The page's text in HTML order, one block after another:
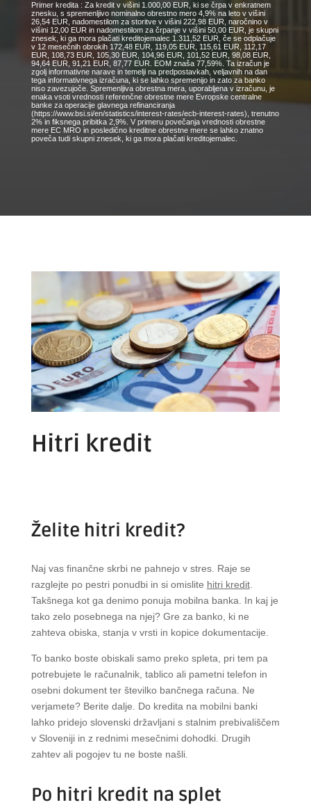
Primer kredita : Za kredit v višini 1.000,00 EUR, ki se črpa v enkratnem
znesku, s spremenljivo nominalno obrestno mero 4,9% na leto v višini
26,54 EUR, nadomestilom za storitve v višini 222,98 EUR, naročnino v
višini 12,00 EUR in nadomestilom za črpanje v višini 50,00 EUR, je skupni
znesek, ki ga mora plačati kreditojemalec 1.311,52 EUR, če se odplačuje
v 12 mesečnih obrokih 172,48 EUR, 119,05 EUR, 115,61 EUR, 112,17
EUR, 108,73 EUR, 105,30 EUR, 104,96 EUR, 101,52 EUR, 98,08 EUR,
94,64 EUR, 91,21 EUR, 87,77 EUR. EOM znaša 77,59%. Ta izračun je
zgolj informativne narave in temelji na predpostavkah, veljavnih na dan
tega informativnega izračuna, ki se lahko spremenijo in zato za banko
niso zavezujoče. Spremenljiva obrestna mera, uporabljena v izračunu, je
enaka vsoti vrednosti referenčne obrestne mere Evropske centralne
banke za operacije glavnega refinanciranja
(https://www.bsi.si/en/statistics/interest-rates/ecb-interest-rates), trenutno
2% in fiksnega pribitka 2,9%. V primeru povečanja vrednosti obrestne
mere EC MRO in posledično kreditne obrestne mere se lahko znatno
poveča tudi skupni znesek, ki ga mora plačati kreditojemalec.
Hitri kredit
Želite hitri kredit?
Naj vas finančne skrbi ne pahnejo v stres. Raje se
razglejte po pestri ponudbi in si omislite hitri kredit.
Takšnega kot ga denimo ponuja mobilna banka. In kaj je
tako zelo posebnega na njej? Gre za banko, ki ne
zahteva obiska, stanja v vrsti in kopice dokumentacije.
To banko boste obiskali samo preko spleta, pri tem pa
potrebujete le računalnik, tablico ali pametni telefon in
osebni dokument ter številko bančnega računa. Ne
verjamete? Berite dalje. Do kredita na mobilni banki
lahko pridejo slovenski državljani s stalnim prebivališčem
v Sloveniji in z rednimi mesečnimi dohodki. Drugih
zahtev ali pogojev tu ne boste našli.
Po hitri kredit na splet